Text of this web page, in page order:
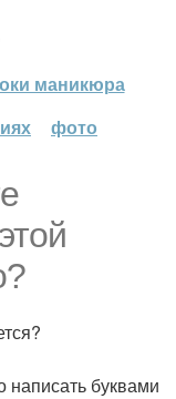
маникюра
фото
буквами